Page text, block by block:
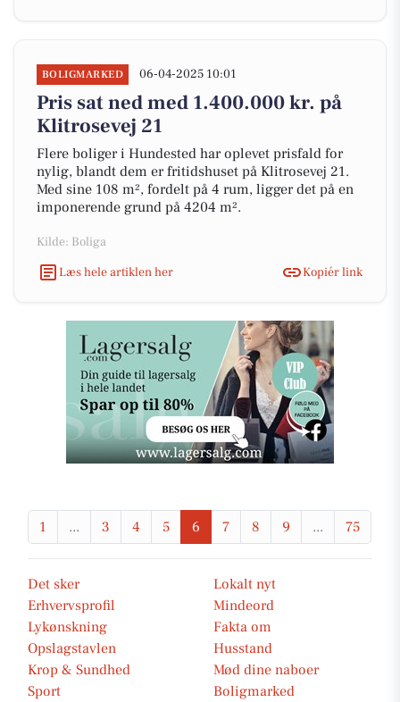
BOLIGMARKED 06-04-2025 10:01
Pris sat ned med 1.400.000 kr. på
Klitrosevej 21
Flere boliger i Hundested har oplevet prisfald for
nylig, blandt dem er fritidshuset på Klitrosevej 21.
Med sine 108 m², fordelt på 4 rum, ligger det på en
imponerende grund på 4204 m².
Kilde: Boliga
Læs hele artiklen her
Kopiér link
1 ... 3 4 5 6 7 8 9 ... 75
Det sker
Lokalt nyt
Erhvervsprofil
Mindeord
Lykønskning
Fakta om
Opslagstavlen
Husstand
Krop & Sundhed
Mød dine naboer
Sport
Boligmarked